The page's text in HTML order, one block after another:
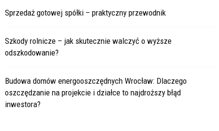
Sprzedaż gotowej spółki – praktyczny przewodnik
Szkody rolnicze – jak skutecznie walczyć o wyższe
odszkodowanie?
Budowa domów energooszczędnych Wrocław: Dlaczego
oszczędzanie na projekcie i działce to najdroższy błąd
inwestora?